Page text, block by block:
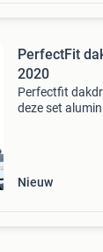
PerfectFit
2020
Perfectfit
deze set
Nieuw